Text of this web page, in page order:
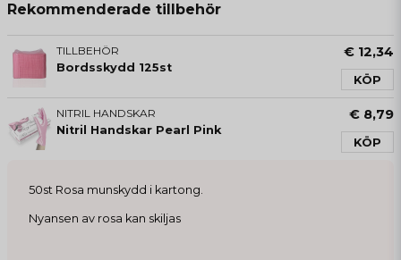
Rekommenderade tillbehör
TILLBEHÖR
Bordsskydd 125st
€ 12,34
KÖP
NITRIL HANDSKAR
Nitril Handskar Pearl Pink
€ 8,79
KÖP
50st Rosa munskydd i kartong.
Nyansen av rosa kan skiljas